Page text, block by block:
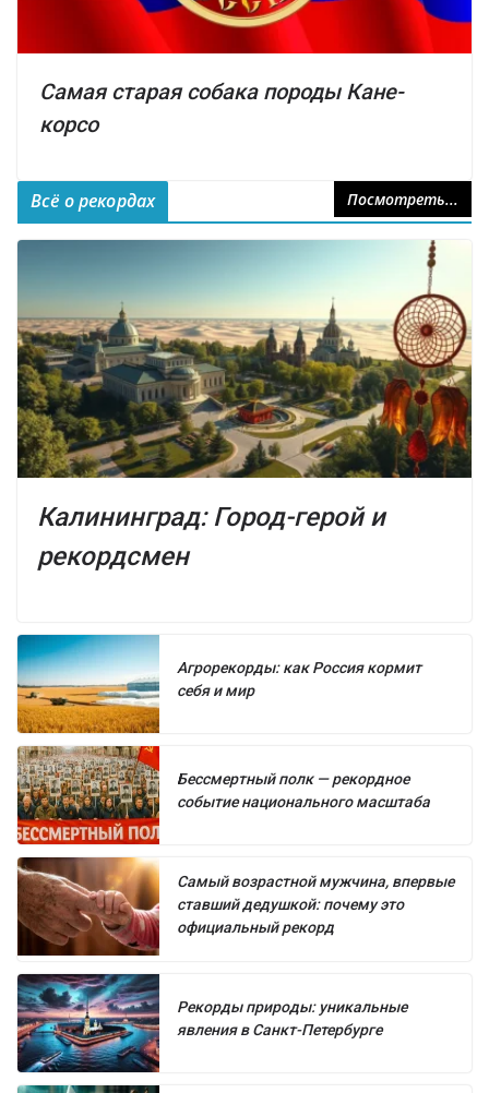
Самая старая собака породы Кане-
корсо
Всё о рекордах Посмотреть...
Калининград: Город-герой и
рекордсмен
Агрорекорды: как Россия кормит
себя и мир
Бессмертный полк — рекордное
событие национального масштаба
Самый возрастной мужчина, впервые
ставший дедушкой: почему это
официальный рекорд
Рекорды природы: уникальные
явления в Санкт-Петербурге